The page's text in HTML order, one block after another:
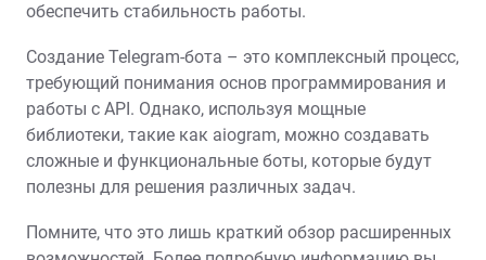
обеспечить стабильность работы.
Создание Telegram-бота – это комплексный процесс,
требующий понимания основ программирования и
работы с API. Однако, используя мощные
библиотеки, такие как aiogram, можно создавать
сложные и функциональные боты, которые будут
полезны для решения различных задач.
Помните, что это лишь краткий обзор расширенных